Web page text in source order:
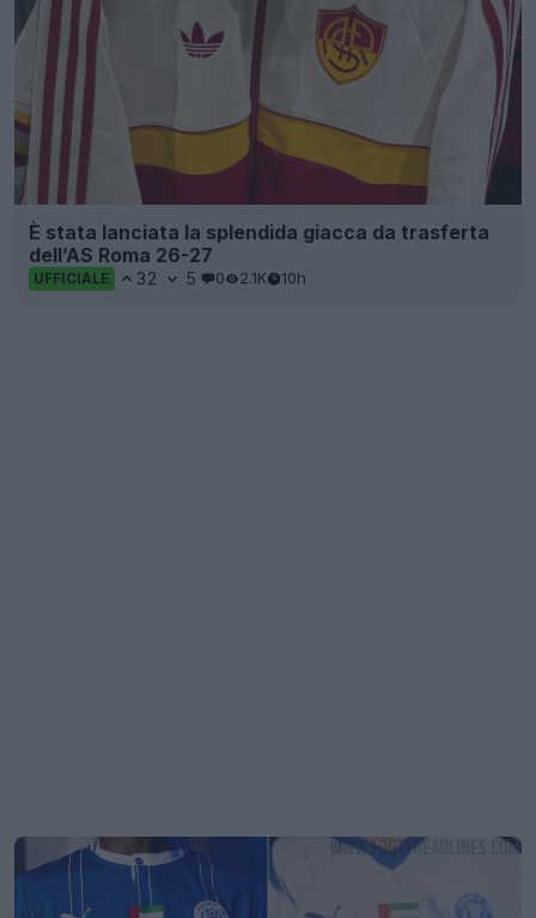
È stata lanciata la splendida giacca da trasferta
dell’AS Roma 26-27
UFFICIALE 32 5 0 2.1K 10h